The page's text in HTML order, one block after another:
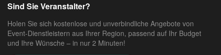
Sind Sie Veranstalter?
Holen Sie sich kostenlose und unverbindliche Angebote von
Event-Dienstleistern aus Ihrer Region, passend auf Ihr Budget
und Ihre Wünsche – in nur 2 Minuten!